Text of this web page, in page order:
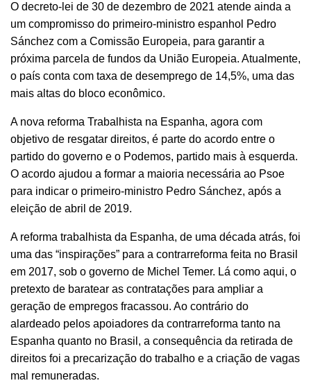
O decreto-lei de 30 de dezembro de 2021 atende ainda a
um compromisso do primeiro-ministro espanhol Pedro
Sánchez com a Comissão Europeia, para garantir a
próxima parcela de fundos da União Europeia. Atualmente,
o país conta com taxa de desemprego de 14,5%, uma das
mais altas do bloco econômico.
A nova reforma Trabalhista na Espanha, agora com
objetivo de resgatar direitos, é parte do acordo entre o
partido do governo e o Podemos, partido mais à esquerda.
O acordo ajudou a formar a maioria necessária ao Psoe
para indicar o primeiro-ministro Pedro Sánchez, após a
eleição de abril de 2019.
A reforma trabalhista da Espanha, de uma década atrás, foi
uma das “inspirações” para a contrarreforma feita no Brasil
em 2017, sob o governo de Michel Temer. Lá como aqui, o
pretexto de baratear as contratações para ampliar a
geração de empregos fracassou. Ao contrário do
alardeado pelos apoiadores da contrarreforma tanto na
Espanha quanto no Brasil, a consequência da retirada de
direitos foi a precarização do trabalho e a criação de vagas
mal remuneradas.